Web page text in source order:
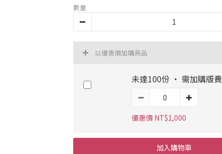
數量
以優惠價加購商品
未達100份 ‧ 需加購版費
優惠價 NT$1,000
加入購物車